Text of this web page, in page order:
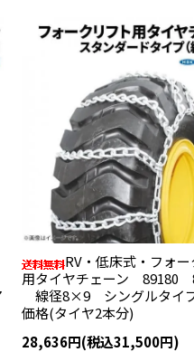
RV・低床式・フォ
用タイヤチェーン 89180
線径8×9 シングルタイ
価格(タイヤ2本分)
28,636円(税込31,500円)